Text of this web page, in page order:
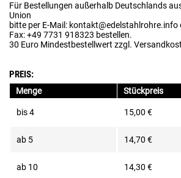
Für Bestellungen außerhalb Deutschlands
Union
bitte per E-Mail: kontakt@edelstahlrohre.info
Fax: +49 7731 918323 bestellen.
30 Euro Mindestbestellwert zzgl.
PREIS:
Menge Stückpreis
bis4 15,00 €
ab 5 14,70 €
ab 10 14,30 €